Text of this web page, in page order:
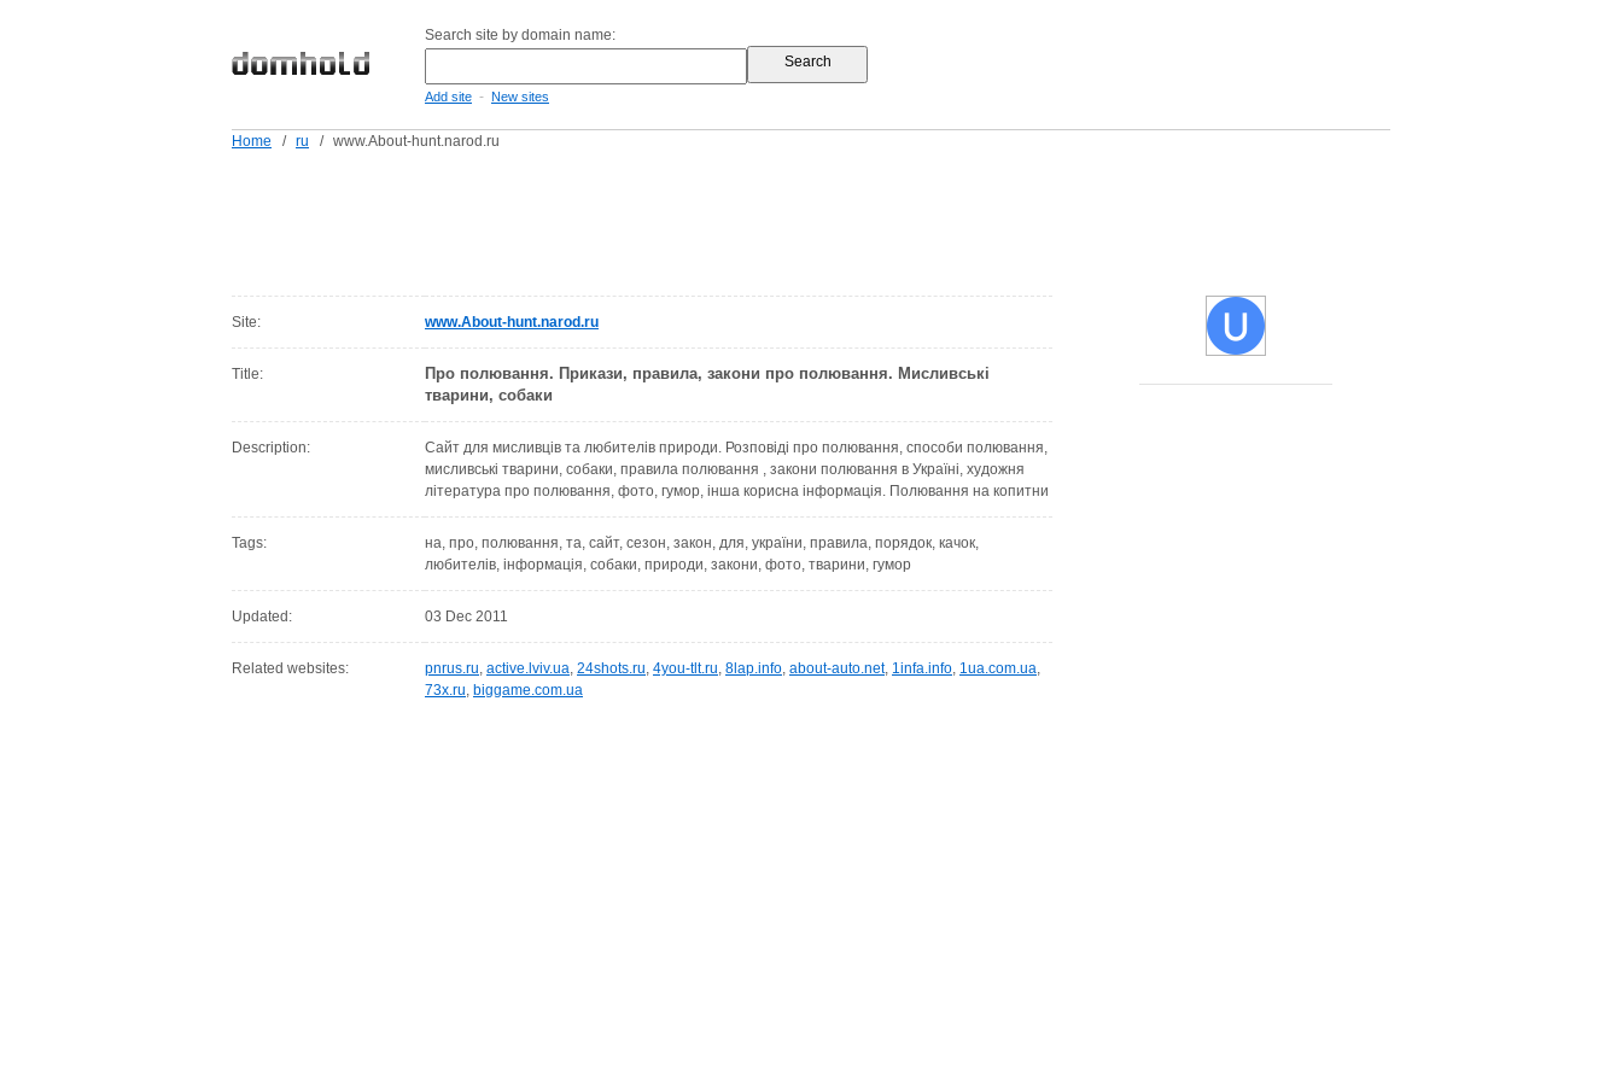
Search site by domain name:
Add site - New sites
Home / ru / www.About-hunt.narod.ru
Site: www.About-hunt.narod.ru
Title:
Про полювання. Прикази, правила, закони про полювання. Мисливські
тварини, собаки
Description:
Сайт для мисливців та любителів природи. Розповіді про полювання, способи полювання,
мисливські тварини, собаки, правила полювання , закони полювання в Україні, художня
література про полювання, фото, гумор, інша корисна інформація. Полювання на копитни
Tags:
на, про, полювання, та, сайт, сезон, закон, для, україни, правила, порядок, качок,
любителів, інформація, собаки, природи, закони, фото, тварини, гумор
Updated: 03 Dec 2011
Related websites: pnrus.ru, active.lviv.ua, 24shots.ru, 4you-tlt.ru, 8lap.info, about-auto.net, 1infa.info, 1ua.com.ua,
73x.ru, biggame.com.ua